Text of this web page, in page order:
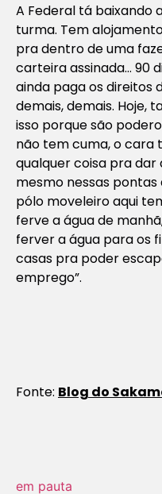
A Federal tá baixando
turma. Tem
pra dentro de uma
carteira assinada… 90
ainda paga os direitos
demais, demais. Hoje,
isso porque são
não tem cuma, o cara
qualquer coisa pra dar
mesmo nessas
pólo moveleiro aqui
ferve a água de
ferver a água para os
casas pra poder
emprego”.
Fonte: Blog do
em pauta